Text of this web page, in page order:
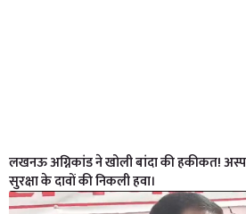
लखनऊ अग्निकांड ने खोली बांदा की हकीकत!
सुरक्षा के दावों की निकली हवा।